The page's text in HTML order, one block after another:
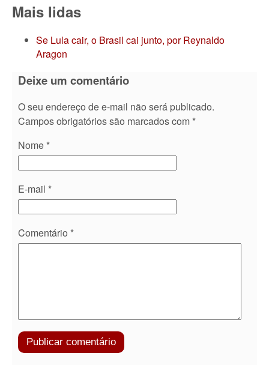
Mais lidas
Se Lula cair, o Brasil cai junto, por Reynaldo
Aragon
Deixe um comentário
O seu endereço de e-mail não será publicado.
Campos obrigatórios são marcados com *
Nome *
E-mail *
Comentário *